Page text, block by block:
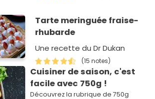
Tarte meringuée fraise-
rhubarde
Une recette du Dr Dukan
(15 notes)
Cuisiner de saison, c'est
facile avec 750g !
Découvrez la rubrique de 750g